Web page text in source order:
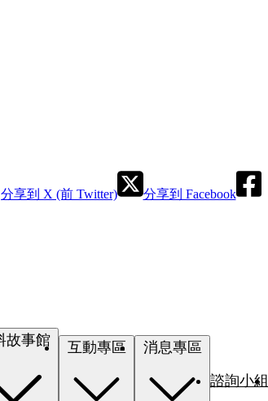
分享到 X (前 Twitter) 分享到 Facebook
資料故事館
諮詢小組